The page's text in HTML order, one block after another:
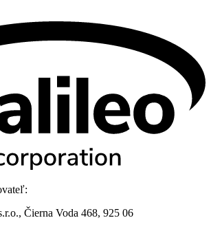
Čierna Voda 468, 925 06